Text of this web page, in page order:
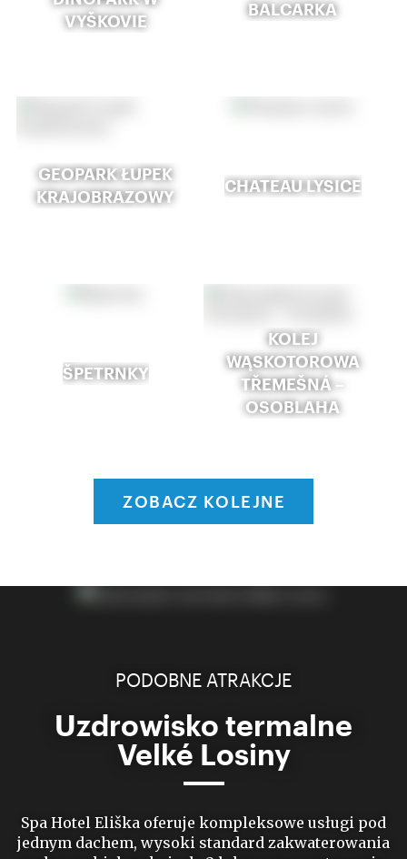
VYŠKOVIE
BALCARKA
GEOPARK ŁUPEK
KRAJOBRAZOWY
CHATEAU LYSICE
ŠPETRNKY
KOLEJ
WĄSKOTOROWA
TŘEMEŠNÁ –
OSOBLAHA
ZOBACZ KOLEJNE
PODOBNE ATRAKCJE
Uzdrowisko termalne
Velké Losiny
Spa Hotel Eliška oferuje kompleksowe usługi pod
jednym dachem, wysoki standard zakwaterowania